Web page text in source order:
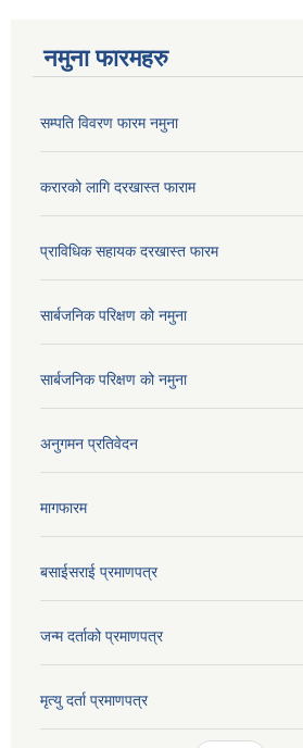
नमुना फारमहरु
सम्पति विवरण फारम नमुना
करारको लागि दरखास्त फाराम
प्राविधिक सहायक दरखास्त फारम
सार्बजनिक परिक्षण को नमुना
सार्बजनिक परिक्षण को नमुना
अनुगमन प्रतिवेदन
मागफारम
बसाईसराई प्रमाणपत्र
जन्म दर्ताको प्रमाणपत्र
मृत्यु दर्ता प्रमाणपत्र